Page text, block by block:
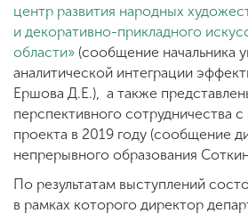
центр развития народных
и декоративно-прикладного
области» (сообщение начальника
аналитической интеграции
Ершова Д.Е.), а также
перспективного сотрудничества
проекта в 2019 году (сообщение
непрерывного образования
По результатам выступлений
в рамках которого директор